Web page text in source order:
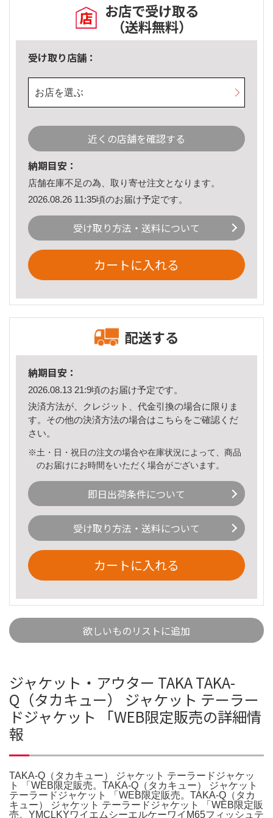
お店で受け取る
（送料無料）
受け取り店舗：
お店を選ぶ
近くの店舗を確認する
納期目安：
店舗在庫不足の為、取り寄せ注文となります。
2026.08.26 11:35頃のお届け予定です。
受け取り方法・送料について
カートに入れる
配送する
納期目安：
2026.08.13 21:9頃のお届け予定です。
決済方法が、クレジット、代金引換の場合に限りま
す。その他の決済方法の場合はこちら をご確認くだ
さい。
※土・日・祝日の注文の場合や在庫状況によって、商品
のお届けにお時間をいただく場合がございます。
即日出荷条件について
受け取り方法・送料について
カートに入れる
欲しいものリストに追加
ジャケット・アウター TAKA TAKA-
Q（タカキュー） ジャケット テーラー
ドジャケット 「WEB限定販売の詳細情
報
TAKA-Q（タカキュー） ジャケット テーラードジャケッ
ト 「WEB限定販売。TAKA-Q（タカキュー） ジャケット
テーラードジャケット 「WEB限定販売。TAKA-Q（タカ
キュー） ジャケット テーラードジャケット 「WEB限定販
売。YMCLKYワイエムシーエルケーワイM65フィッシュテ